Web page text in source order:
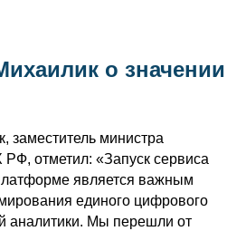
о значении
заместитель министра
отметил: «Запуск сервиса
является важным
единого цифрового
аналитики. Мы перешли от